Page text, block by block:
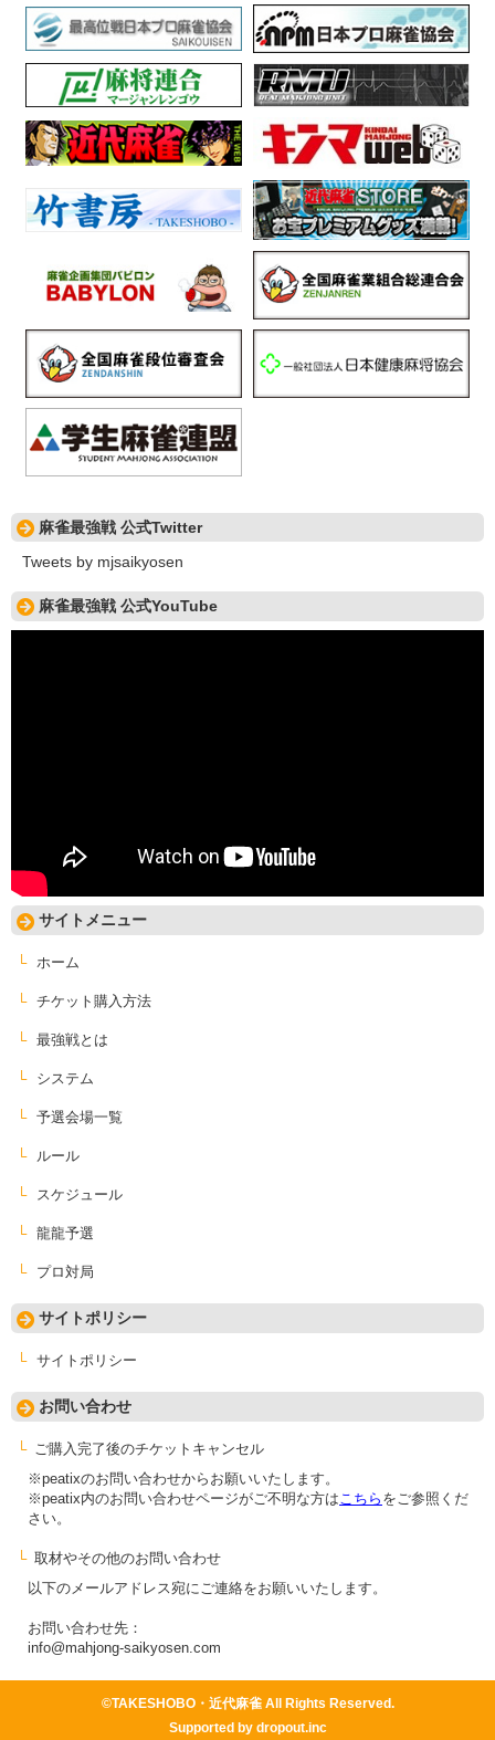
麻雀最強戦 公式Twitter
Tweets by mjsaikyosen
麻雀最強戦 公式YouTube
サイトメニュー
ホーム
チケット購入方法
最強戦とは
システム
予選会場一覧
ルール
スケジュール
龍龍予選
プロ対局
サイトポリシー
サイトポリシー
お問い合わせ
ご購入完了後のチケットキャンセル
※peatixのお問い合わせからお願いいたします。
※peatix内のお問い合わせページがご不明な方はこちら をご参照くだ
さい。
取材やその他のお問い合わせ
以下のメールアドレス宛にご連絡をお願いいたします。
お問い合わせ先：
info@mahjong-saikyosen.com
©TAKESHOBO・近代麻雀 All Rights Reserved.
Supported by dropout.inc